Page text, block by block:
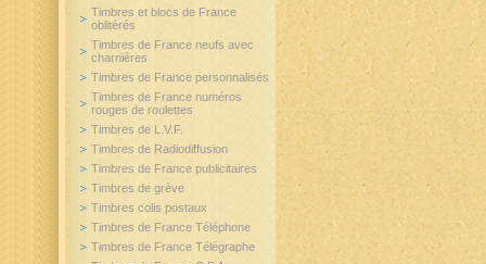
Timbres et blocs de France
oblitérés
Timbres de France neufs avec
charnières
Timbres de France personnalisés
Timbres de France numéros
rouges de roulettes
Timbres de L.V.F.
Timbres de Radiodiffusion
Timbres de France publicitaires
Timbres de grève
Timbres colis postaux
Timbres de France Téléphone
Timbres de France Télégraphe